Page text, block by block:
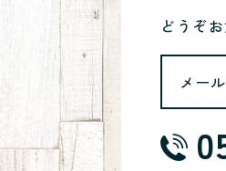
どうぞ
メー